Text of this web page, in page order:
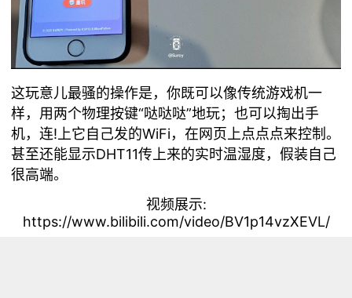
这玩意儿最骚的操作是，你既可以像传统游戏机一
样，用两个物理按键“哒哒哒”地玩；也可以掏出手
机，连!上它自己发的WiFi，在网页上点点点来控制。
甚至还能显示DHT11传上来的实时温湿度，假装自己
很高端。
视频展示:
https://www.bilibili.com/video/BV1p14vzXEVL/